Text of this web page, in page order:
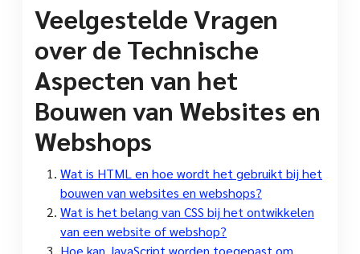
Veelgestelde Vragen
over de Technische
Aspecten van het
Bouwen van Websites en
Webshops
Wat is HTML en hoe wordt het gebruikt bij het
bouwen van websites en webshops?
Wat is het belang van CSS bij het ontwikkelen
van een website of webshop?
Hoe kan JavaScript worden toegepast om